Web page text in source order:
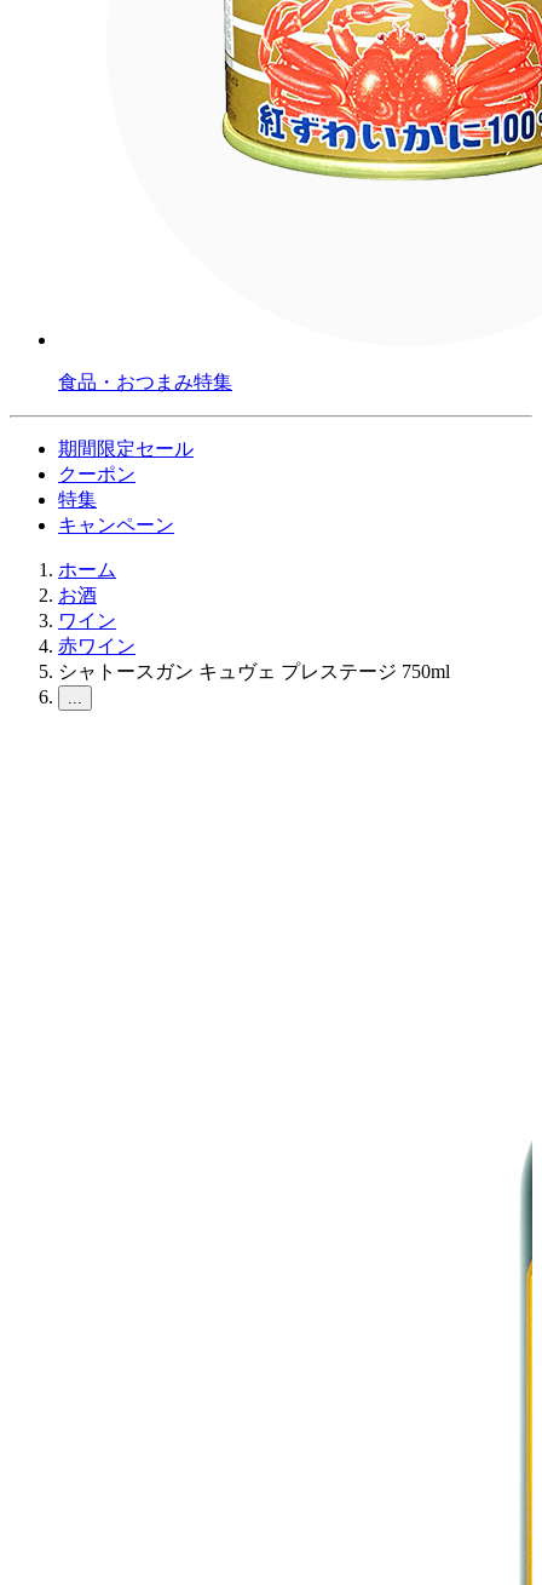
食品・おつまみ特集
期間限定セール
クーポン
特集
キャンペーン
ホーム
お酒
ワイン
赤ワイン
シャトースガン キュヴェ プレステージ 750ml
...